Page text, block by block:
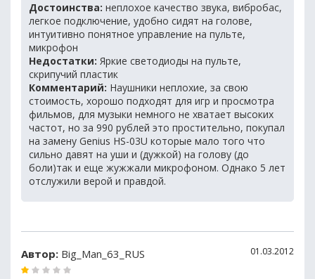
Достоинства: неплохое качество звука, вибробас,
легкое подключение, удобно сидят на голове,
интуитивно понятное управление на пульте,
микрофон
Недостатки: Яркие светодиоды на пульте,
скрипучий пластик
Комментарий: Наушники неплохие, за свою
стоимость, хорошо подходят для игр и просмотра
фильмов, для музыки немного не хватает высоких
частот, но за 990 рублей это простительно, покупал
на замену Genius HS-03U которые мало того что
сильно давят на уши и (дужкой) на голову (до
боли)так и еще жужжали микрофоном. Однако 5 лет
отслужили верой и правдой.
Автор: Big_Man_63_RUS 01.03.2012